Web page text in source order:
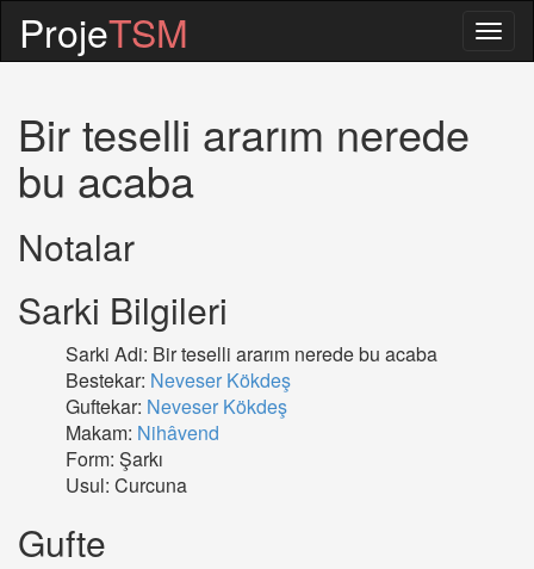
ProjeTSM
Bir teselli ararım nerede
bu acaba
Notalar
Sarki Bilgileri
Sarki Adi: Bir teselli ararım nerede bu acaba
Bestekar: Neveser Kökdeş
Guftekar: Neveser Kökdeş
Makam: Nihâvend
Form: Şarkı
Usul: Curcuna
Gufte